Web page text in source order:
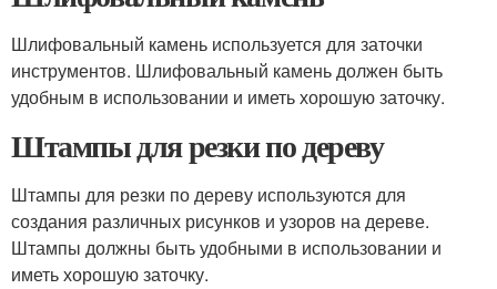
Шлифовальный камень используется для заточки
инструментов. Шлифовальный камень должен быть
удобным в использовании и иметь хорошую заточку.
Штампы для резки по дереву
Штампы для резки по дереву используются для
создания различных рисунков и узоров на дереве.
Штампы должны быть удобными в использовании и
иметь хорошую заточку.